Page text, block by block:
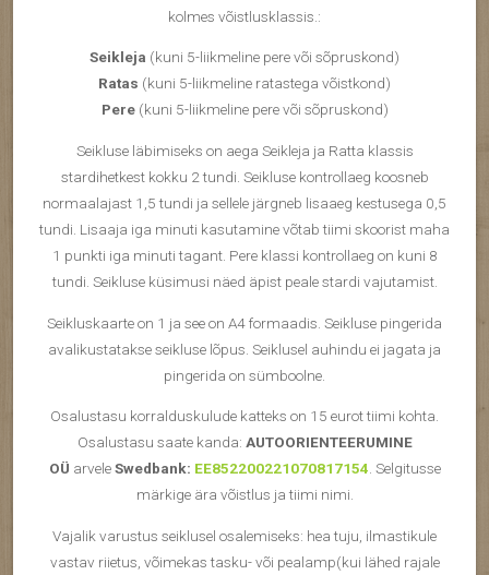
kolmes võistlusklassis.:
Seikleja (kuni 5-liikmeline pere või sõpruskond)
Ratas (kuni 5-liikmeline ratastega võistkond)
Pere (kuni 5-liikmeline pere või sõpruskond)
Seikluse läbimiseks on aega Seikleja ja Ratta klassis
stardihetkest kokku 2 tundi. Seikluse kontrollaeg koosneb
normaalajast 1,5 tundi ja sellele järgneb lisaaeg kestusega 0,5
tundi. Lisaaja iga minuti kasutamine võtab tiimi skoorist maha
1 punkti iga minuti tagant. Pere klassi kontrollaeg on kuni 8
tundi. Seikluse küsimusi näed äpist peale stardi vajutamist.
Seikluskaarte on 1 ja see on A4 formaadis. Seikluse pingerida
avalikustatakse seikluse lõpus. Seiklusel auhindu ei jagata ja
pingerida on sümboolne.
Osalustasu korralduskulude katteks on 15 eurot tiimi kohta.
Osalustasu saate kanda: AUTOORIENTEERUMINE
OÜ arveleSwedbank: EE852200221070817154 . Selgitusse
märkige ära võistlus ja tiimi nimi.
Vajalik varustus seiklusel osalemiseks: hea tuju, ilmastikule
vastav riietus, võimekas tasku- või pealamp(kui lähed rajale